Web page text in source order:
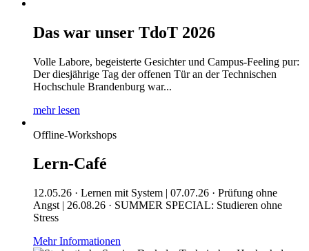
Das war unser TdoT 2026
Volle Labore, begeisterte Gesichter und Campus-Feeling pur:
Der diesjährige Tag der offenen Tür an der Technischen
Hochschule Brandenburg war...
mehr lesen
Offline-Workshops
Lern-Café
12.05.26 · Lernen mit System | 07.07.26 · Prüfung ohne
Angst | 26.08.26 · SUMMER SPECIAL: Studieren ohne
Stress
Mehr Informationen